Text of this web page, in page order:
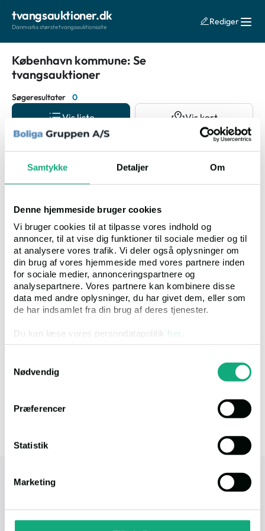
Samtykke Detaljer Om
Denne hjemmeside bruger cookies
Vi bruger cookies til at tilpasse vores indhold og
annoncer, til at vise dig funktioner til sociale medier og til
at analysere vores trafik. Vi deler også oplysninger om
din brug af vores hjemmeside med vores partnere inden
for sociale medier, annonceringspartnere og
analysepartnere. Vores partnere kan kombinere disse
data med andre oplysninger, du har givet dem, eller som
de har indsamlet fra din brug af deres tjenester.
Du kan læse vores persondatapolitik her
Nødvendig
Præferencer
Statistik
Marketing
tvangsauktioner.dk
Danmarks største tvangsauktionssite
Rediger
København kommune: Se
tvangsauktioner
Søgeresultater 0
Vis liste Vis kort
Ingen resultater fundet
Ups! Vi kan ikke finde nogen resultater der matcher din søgning.
Du kan prøve at ændre i dine kriterier, for at fremsøge andre
ejendomme.
tvangsauktioner.dk